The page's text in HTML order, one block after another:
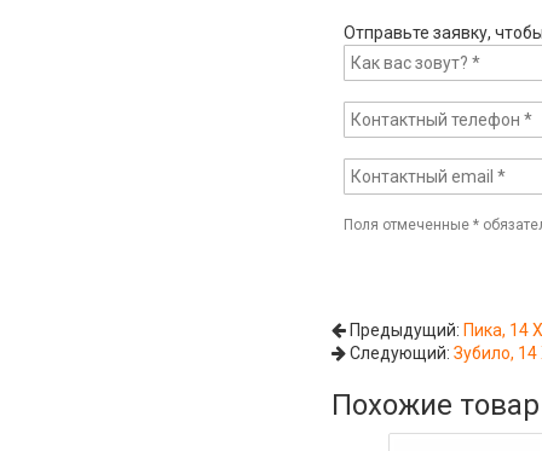
Отправьте заявку,
Поля отмеченные*
Предыдущий: Пика, 14
Следующий:Зубило,
Похожие